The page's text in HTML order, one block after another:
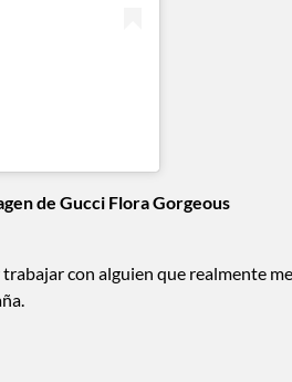
de Gucci Flora Gorgeous
con alguien que realmente me